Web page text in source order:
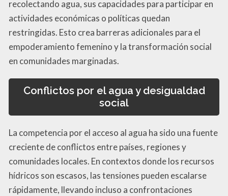
recolectando agua, sus capacidades para participar en
actividades económicas o políticas quedan
restringidas. Esto crea barreras adicionales para el
empoderamiento femenino y la transformación social
en comunidades marginadas.
Conflictos por el agua y desigualdad
social
La competencia por el acceso al agua ha sido una fuente
creciente de conflictos entre países, regiones y
comunidades locales. En contextos donde los recursos
hídricos son escasos, las tensiones pueden escalarse
rápidamente, llevando incluso a confrontaciones